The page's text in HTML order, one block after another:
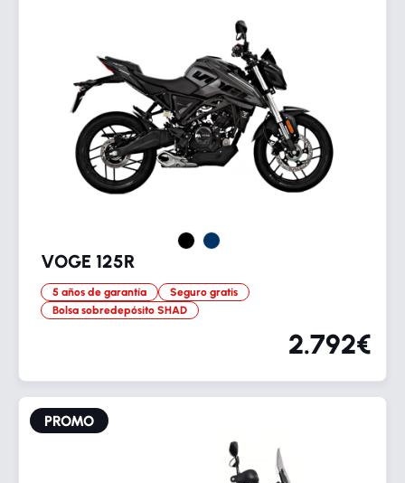
VOGE 125R
5 años de garantía
Seguro gratis
Bolsa sobredepósito SHAD
2.792€
PROMO